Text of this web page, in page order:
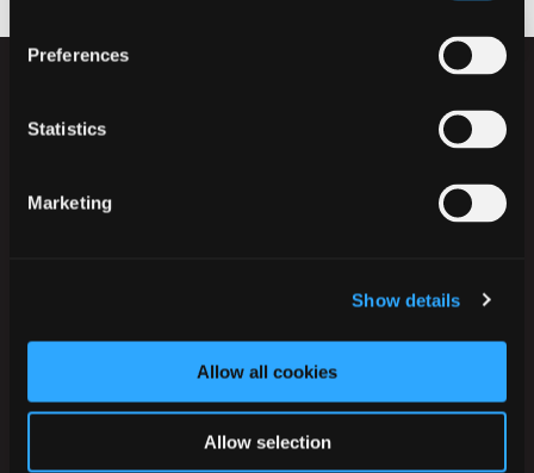
Preferences
Statistics
Marketing
Show details
Allow all cookies
Allow selection
Ikast-Brande Kommune
CVR: 29 18 96 17
Digital post til og fra kommunen